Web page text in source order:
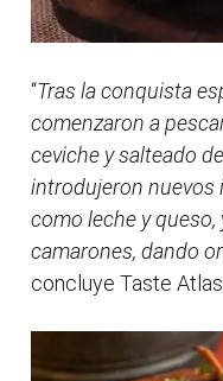
“Tras la conquista
comenzaron a
ceviche y salteado
introdujeron nuevos
como leche y
camarones, dando
concluye Taste